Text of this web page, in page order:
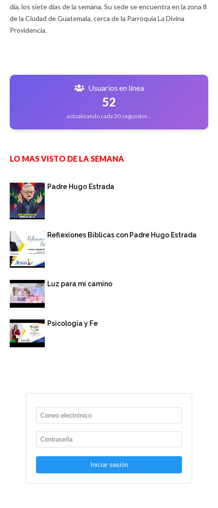
día, los siete días de la semana. Su sede se encuentra en la zona 8
de la Ciudad de Guatemala, cerca de la Parroquia La Divina
Providencia.
Usuarios en línea
52
actualizando cada 30 segundos...
LO MAS VISTO DE LA SEMANA
Padre Hugo Estrada
Reflexiones Biblicas con Padre Hugo Estrada
Luz para mi camino
Psicología y Fe
Iniciar sesión